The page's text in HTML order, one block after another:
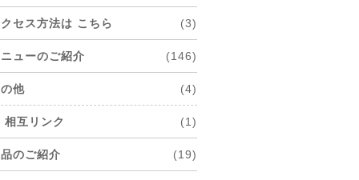
セス方法は こちら (3)
ニューのご紹介 (146)
他 (4)
相互リンク (1)
のご紹介 (19)